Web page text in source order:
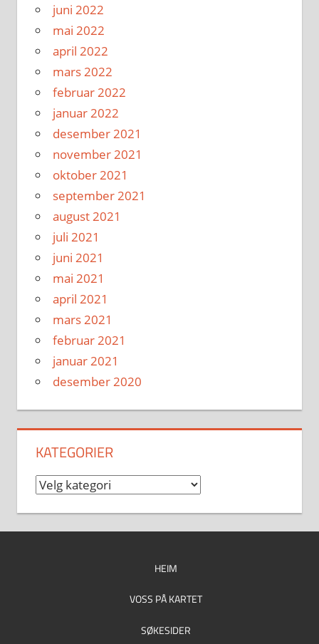
juni 2022
mai 2022
april 2022
mars 2022
februar 2022
januar 2022
desember 2021
november 2021
oktober 2021
september 2021
august 2021
juli 2021
juni 2021
mai 2021
april 2021
mars 2021
februar 2021
januar 2021
desember 2020
KATEGORIER
Kategorier
HEIM
VOSS PÅ KARTET
SØKESIDER